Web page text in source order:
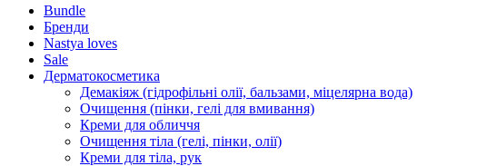
Bundle
Бренди
Nastya loves
Sale
Дерматокосметика
Демакіяж (гідрофільні олії, бальзами, міцелярна вода)
Очищення (пінки, гелі для вмивання)
Креми для обличчя
Очищення тіла (гелі, пінки, олії)
Креми для тіла, рук